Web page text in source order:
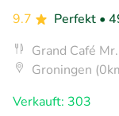
9.7
Perfekt •
Grand Café
Groningen
Verkauft: 303